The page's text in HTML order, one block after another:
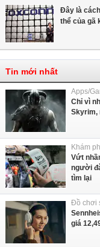
Đây là
thể của gã
Tin mới nhất
Apps/
Chỉ vì
Skyrim,
Khám
Vứt
người
tìm lại
Đồ chơi
giá